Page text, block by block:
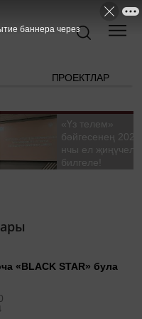
ПРОЕКТЛАР
«Үз телем»
бәйгесенең 2026
нчы ел
билгеле!
«BLACK STAR» була
баннера через